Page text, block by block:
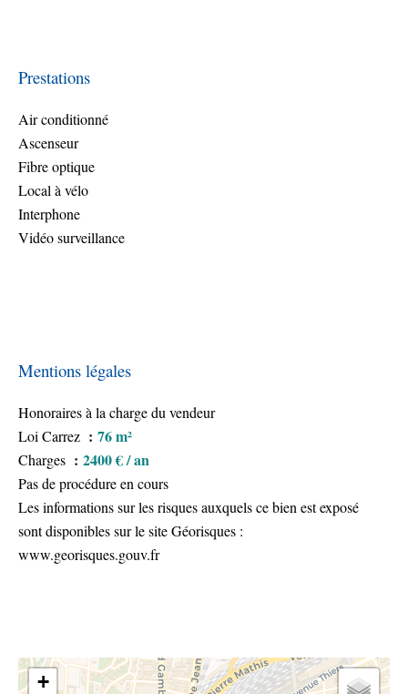
Prestations
Air conditionné
Ascenseur
Fibre optique
Local à vélo
Interphone
Vidéo surveillance
Mentions légales
Honoraires à la charge du vendeur
Loi Carrez
76 m²
Charges 2400 € / an
Pas de procédure en cours
Les informations sur les risques auxquels ce bien est exposé
sont disponibles sur le site Géorisques :
www.georisques.gouv.fr
+